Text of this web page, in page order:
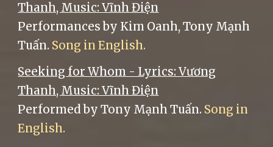
Thanh, Music: Vĩnh Điện
Performances by Kim Oanh, Tony Mạnh
Tuấn. Song in English.
Seeking for Whom - Lyrics: Vương
Thanh, Music: Vĩnh Điện
Performed by Tony Mạnh Tuấn. Song in
English.